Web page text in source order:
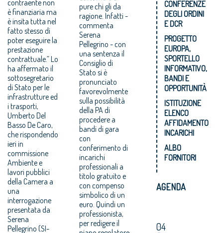
contraente non
è finanziaria ma
è insita tutta nel
fatto stesso di
poter eseguire la
prestazione
contrattuale.” Lo
ha affermato il
sottosegretario
di Stato per le
infrastrutture ed
i trasporti,
Umberto Del
Basso De Caro,
che rispondendo
ieri in
commissione
Ambiente e
lavori pubblici
della Camera a
una
interrogazione
presentata da
Serena
Pellegrino (SI-
pure chi gli da
ragione. Infatti -
commenta
Serena
Pellegrino - con
una sentenza il
Consiglio di
Stato si è
pronunciato
favorevolmente
sulla possibilità
della PA di
procedere a
bandi di gara
con
conferimento di
incarichi
professionali a
titolo gratuito e
con compenso
simbolico di un
euro. Quindi un
professionista,
per redigere il
CONFERENZE
DEGLI ORDINI
E DCR
PROGETTO
EUROPA,
SPORTELLO
INFORMATIVO,
BANDI E
OPPORTUNITÀ
ISTITUZIONE
ELENCO
AFFIDAMENTO
INCARICHI
ALBO
FORNITORI
AGENDA
04